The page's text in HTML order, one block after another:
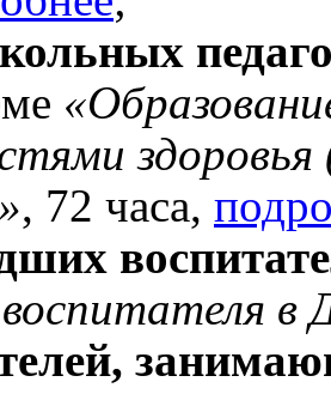
«
здоровья
, 72 часа,
в